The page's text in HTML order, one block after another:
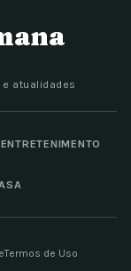
atualidades
ENTRETENIMENTO
Termos de Uso